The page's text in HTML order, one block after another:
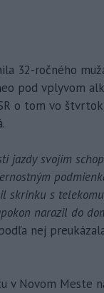
32-ročného
pod vplyvom
o tom vo
jazdy svojim
skrinku s
narazil do
nej
v Novom Meste